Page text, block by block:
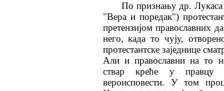
По признању др.
"Вера и поредак")
претензијом православних
него, када то чују,
протестантске заједнице
Али и православни на то
ствар креће у правцу
вероисповести. У том